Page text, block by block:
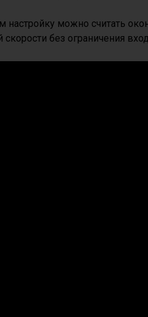
настройку можно считать
скорости без ограничения